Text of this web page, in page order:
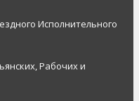
Исполнительного
Рабочих и